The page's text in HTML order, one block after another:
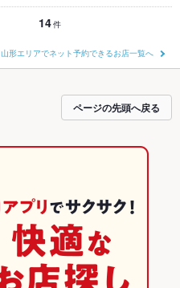
14件
山形エリアでネット予約できるお店一覧へ
ページの先頭へ戻る